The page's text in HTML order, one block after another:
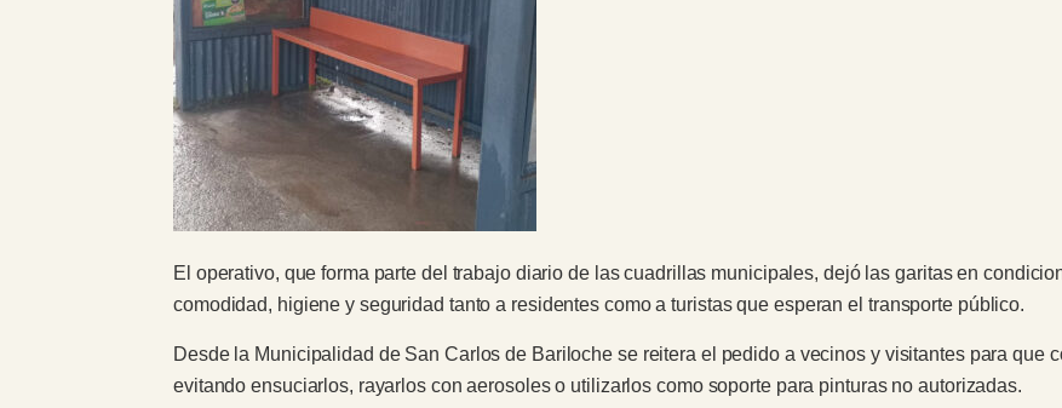
El operativo, que forma parte del trabajo diario de las cuadrillas municipales, dejó las garitas en
comodidad, higiene y seguridad tanto a residentes como a turistas que esperan el transporte público.
Desde la Municipalidad de San Carlos de Bariloche se reitera el pedido a vecinos y visitantes para que
evitando ensuciarlos, rayarlos con aerosoles o utilizarlos como soporte para pinturas no autorizadas.